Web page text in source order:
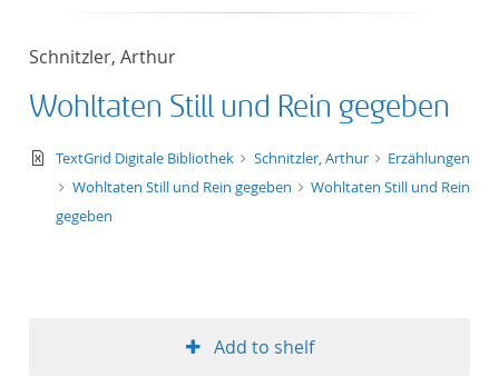
Schnitzler, Arthur
Wohltaten Still und Rein gegeben
text/xml
TextGrid Digitale Bibliothek Schnitzler, Arthur
Erzählungen
Wohltaten Still und Rein gegeben
Wohltaten Still und Rein
gegeben
Add to shelf